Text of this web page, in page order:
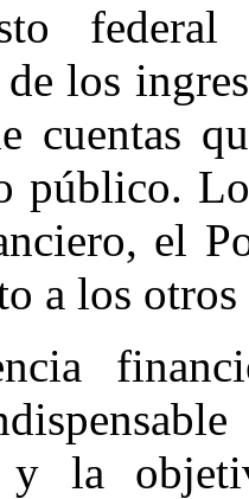
los
cuentas
público.
el
a los otros
y la